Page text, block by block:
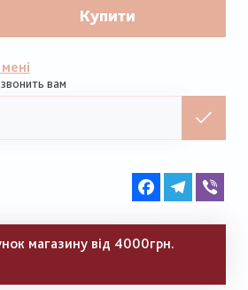
Купити
вам
FacebookTelegram
магазину від 4000грн.